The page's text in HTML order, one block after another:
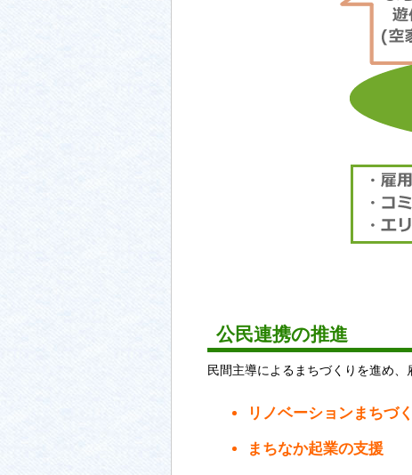
公民連携の推進
民間主導によるまちづくりを進め
リノベーションまちづ
まちなか起業の支援